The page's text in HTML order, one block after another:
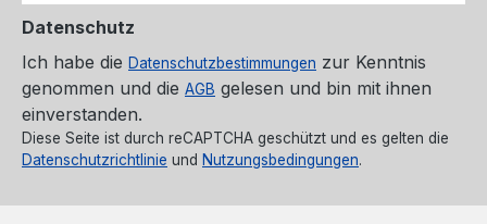
Datenschutz
Ich habe die Datenschutzbestimmungen zur Kenntnis
genommen und die AGB gelesen und bin mit ihnen
einverstanden.
Diese Seite ist durch reCAPTCHA geschützt und es gelten die
Datenschutzrichtlinie und Nutzungsbedingungen.